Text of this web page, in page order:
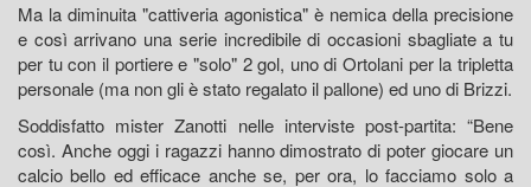
Ma la diminuita "cattiveria agonistica" è nemica della precisione
e così arrivano una serie incredibile di occasioni sbagliate a tu
per tu con il portiere e "solo" 2 gol, uno di Ortolani per la tripletta
personale (ma non gli è stato regalato il pallone) ed uno di Brizzi.
Soddisfatto mister Zanotti nelle interviste post-partita: “Bene
così. Anche oggi i ragazzi hanno dimostrato di poter giocare un
calcio bello ed efficace anche se, per ora, lo facciamo solo a